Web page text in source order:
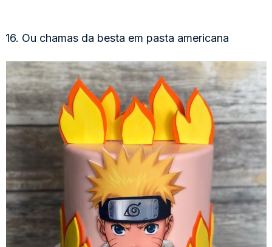
16. Ou chamas da besta em pasta americana